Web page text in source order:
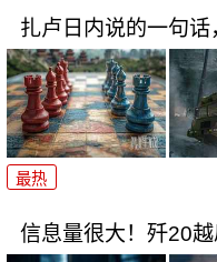
扎卢日内说的一句
最热
信息量很大！歼20